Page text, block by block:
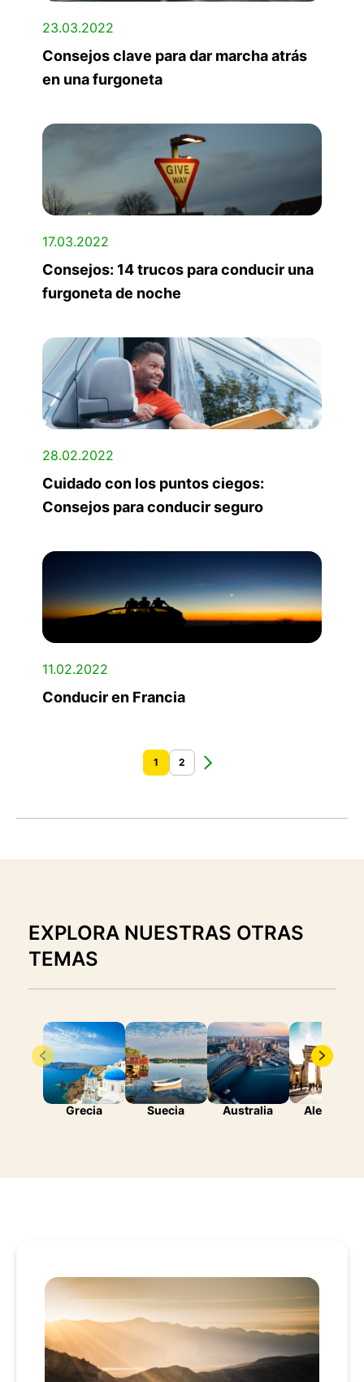
23.03.2022
Consejos clave para dar marcha atrás
en una furgoneta
17.03.2022
Consejos: 14 trucos para conducir una
furgoneta de noche
28.02.2022
Cuidado con los puntos ciegos:
Consejos para conducir seguro
11.02.2022
Conducir en Francia
1 2
EXPLORA NUESTRAS OTRAS
TEMAS
Grecia Suecia Australia Alemania